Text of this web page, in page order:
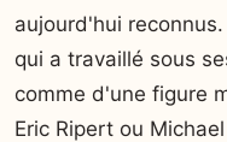
aujourd'hui
qui a travaillé sous
comme d'une figure
Eric Ripert ou